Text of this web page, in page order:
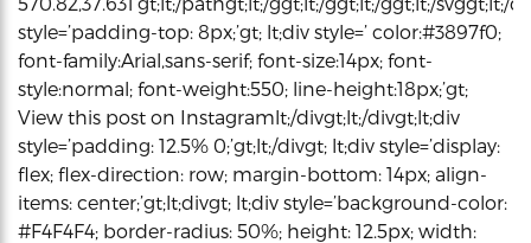
style=’padding-top: 8px;’gt; lt;div style=’ color:#3897f0;
font-family:Arial,sans-serif; font-size:14px; font-
style:normal; font-weight:550; line-height:18px;’gt;
View this post on Instagramlt;/divgt;lt;/divgt;lt;div
style=’padding: 12.5% 0;’gt;lt;/divgt; lt;div style=’display:
flex; flex-direction: row; margin-bottom: 14px; align-
items: center;’gt;lt;divgt; lt;div style=’background-color:
#F4F4F4; border-radius: 50%; height: 12.5px; width: